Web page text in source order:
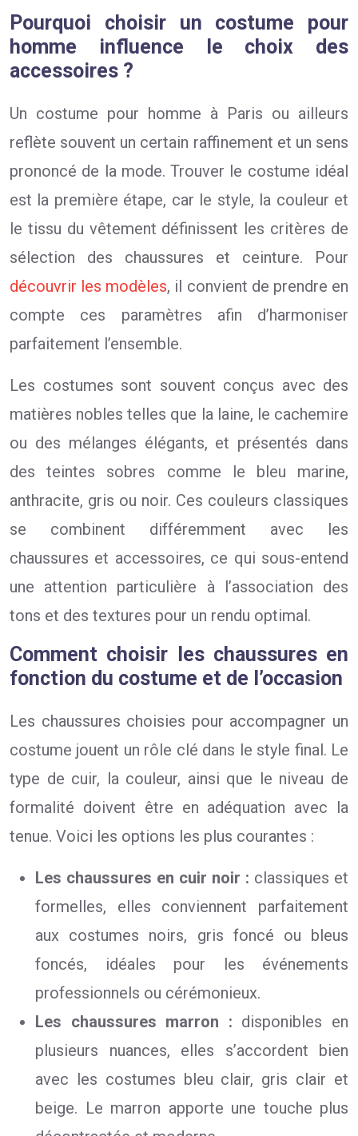
Pourquoi choisir un costume pour
homme influence le choix des
accessoires ?
Un costume pour homme à Paris ou ailleurs
reflète souvent un certain raffinement et un sens
prononcé de la mode. Trouver le costume idéal
est la première étape, car le style, la couleur et
le tissu du vêtement définissent les critères de
sélection des chaussures et ceinture. Pour
découvrir les modèles, il convient de prendre en
compte ces paramètres afin d’harmoniser
parfaitement l’ensemble.
Les costumes sont souvent conçus avec des
matières nobles telles que la laine, le cachemire
ou des mélanges élégants, et présentés dans
des teintes sobres comme le bleu marine,
anthracite, gris ou noir. Ces couleurs classiques
se combinent différemment avec les
chaussures et accessoires, ce qui sous-entend
une attention particulière à l’association des
tons et des textures pour un rendu optimal.
Comment choisir les chaussures en
fonction du costume et de l’occasion
Les chaussures choisies pour accompagner un
costume jouent un rôle clé dans le style final. Le
type de cuir, la couleur, ainsi que le niveau de
formalité doivent être en adéquation avec la
tenue. Voici les options les plus courantes :
Les chaussures en cuir noir : classiques et
formelles, elles conviennent parfaitement
aux costumes noirs, gris foncé ou bleus
foncés, idéales pour les événements
professionnels ou cérémonieux.
Les chaussures marron : disponibles en
plusieurs nuances, elles s’accordent bien
avec les costumes bleu clair, gris clair et
beige. Le marron apporte une touche plus